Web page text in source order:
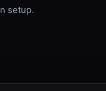
setup.